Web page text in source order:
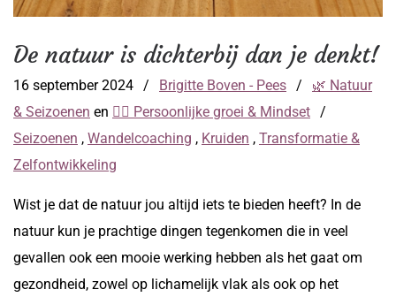
De natuur is dichterbij dan je denkt!
16 september 2024 / Brigitte Boven - Pees /
🌿 Natuur
& Seizoenen en 🧘‍♀️ Persoonlijke groei & Mindset
/
Seizoenen , Wandelcoaching , Kruiden , Transformatie &
Zelfontwikkeling
Wist je dat de natuur jou altijd iets te bieden heeft? In de
natuur kun je prachtige dingen tegenkomen die in veel
gevallen ook een mooie werking hebben als het gaat om
gezondheid, zowel op lichamelijk vlak als ook op het